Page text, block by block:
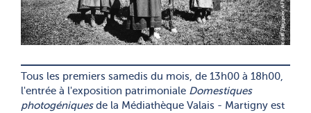
Tous les premiers samedis du mois, de 13h00 à 18h00,
l'entrée à l'exposition patrimoniale Domestiques
photogéniquesde la Médiathèque Valais - Martigny est